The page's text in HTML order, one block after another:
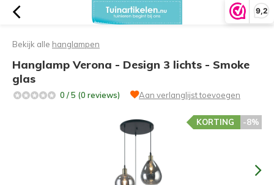
9,2
Bekijk alle hanglampen
Hanglamp Verona - Design 3 lichts - Smoke
glas
0 / 5 (0 reviews) Aan verlanglijst toevoegen
-8%
KORTING